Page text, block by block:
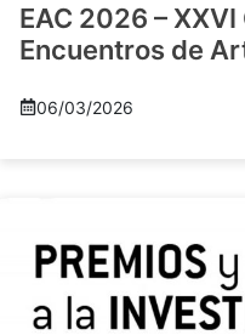
EAC 2026 –
Encuentros de
06/03/2026